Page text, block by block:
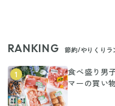
RANKING 節約/やりくりラ
1
食べ盛り男
マーの買い